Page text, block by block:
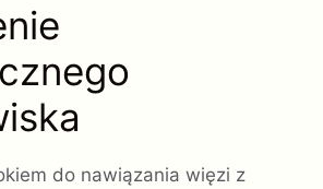
do nawiązania więzi z